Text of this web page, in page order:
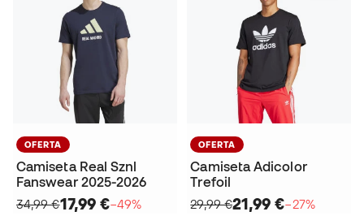
OFERTA
Camiseta Real Sznl
Fanswear 2025-2026
34,99 €17,99 €−49%
OFERTA
Camiseta Adicolor
Trefoil
29,99 €21,99 €−27%